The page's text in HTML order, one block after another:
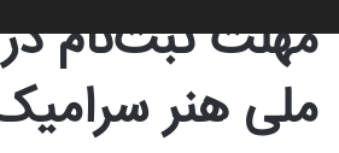
مهلت ثبت‌نام
ملی هنر